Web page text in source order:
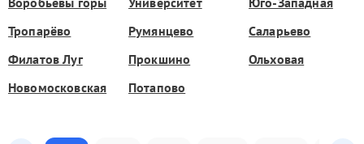
Тропарёво
Румянцево
Саларьево
Филатов Луг
Прокшино
Ольховая
Новомосковская
Потапово